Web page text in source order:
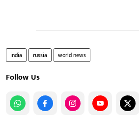
india russia world news
Follow Us